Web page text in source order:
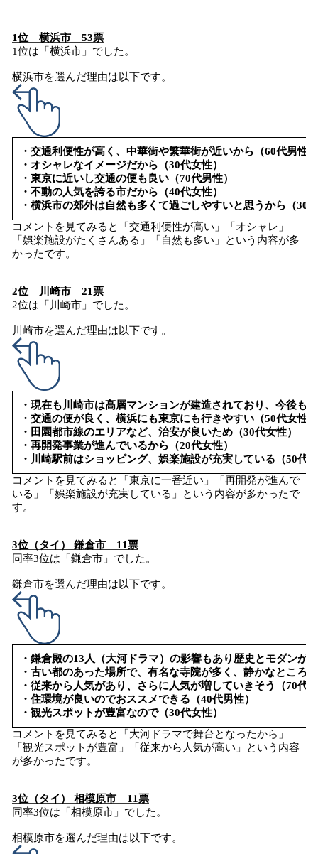
1位 横浜市 53票
1位は「横浜市」でした。
横浜市を選んだ理由は以下です。
・交通利便性が高く、中華街や繁華街が近いから（60代男性）
・オシャレなイメージだから（30代女性）
・東京に近いし交通の便も良い（70代男性）
・不動の人気を誇る市だから（40代女性）
・横浜市の郊外は自然も多くて過ごしやすいと思うから（30
コメントを見てみると「交通利便性が高い」「オシャレ」
「娯楽施設がたくさんある」「自然も多い」という内容が多
かったです。
2位 川崎市 21票
2位は「川崎市」でした。
川崎市を選んだ理由は以下です。
・現在も川崎市は高層マンションが建造されており、今後も
・交通の便が良く、横浜にも東京にも行きやすい（50代女性）
・田園都市線のエリアなど、治安が良いため（30代女性）
・再開発事業が進んでいるから（20代女性）
・川崎駅前はショッピング、娯楽施設が充実している（50代
コメントを見てみると「東京に一番近い」「再開発が進んで
いる」「娯楽施設が充実している」という内容が多かったで
す。
3位（タイ） 鎌倉市 11票
同率3位は「鎌倉市」でした。
鎌倉市を選んだ理由は以下です。
・鎌倉殿の13人（大河ドラマ）の影響もあり歴史とモダンが
・古い都のあった場所で、有名な寺院が多く、静かなところ
・従来から人気があり、さらに人気が増していきそう（70代
・住環境が良いのでおススメできる（40代男性）
・観光スポットが豊富なので（30代女性）
コメントを見てみると「大河ドラマで舞台となったから」
「観光スポットが豊富」「従来から人気が高い」という内容
が多かったです。
3位（タイ） 相模原市 11票
同率3位は「相模原市」でした。
相模原市を選んだ理由は以下です。